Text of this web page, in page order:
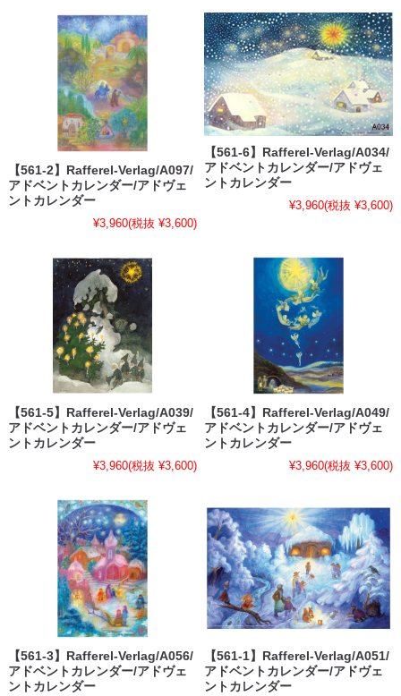
【561-2】Rafferel-Verlag/A097/
アドベントカレンダー/アドヴェ
ントカレンダー
¥3,960(税抜 ¥3,600)
【561-6】Rafferel-Verlag/A034/
アドベントカレンダー/アドヴェ
ントカレンダー
¥3,960(税抜 ¥3,600)
【561-5】Rafferel-Verlag/A039/
アドベントカレンダー/アドヴェ
ントカレンダー
¥3,960(税抜 ¥3,600)
【561-4】Rafferel-Verlag/A049/
アドベントカレンダー/アドヴェ
ントカレンダー
¥3,960(税抜 ¥3,600)
【561-3】Rafferel-Verlag/A056/
アドベントカレンダー/アドヴェ
ントカレンダー
【561-1】Rafferel-Verlag/A051/
アドベントカレンダー/アドヴェ
ントカレンダー